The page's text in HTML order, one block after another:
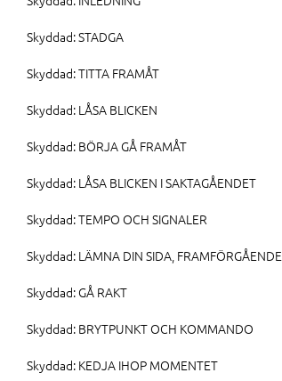
Skyddad: STADGA
Skyddad: TITTA FRAMÅT
Skyddad: LÅSA BLICKEN
Skyddad: BÖRJA GÅ FRAMÅT
Skyddad: LÅSA BLICKEN I SAKTAGÅENDET
Skyddad: TEMPO OCH SIGNALER
Skyddad: LÄMNA DIN SIDA, FRAMFÖRGÅENDE
Skyddad: GÅ RAKT
Skyddad: BRYTPUNKT OCH KOMMANDO
Skyddad: KEDJA IHOP MOMENTET